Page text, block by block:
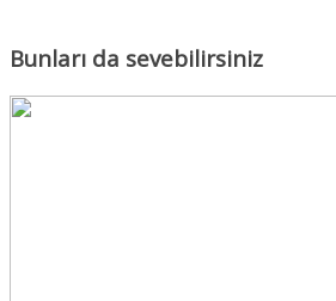
Bunları da sevebilirsiniz